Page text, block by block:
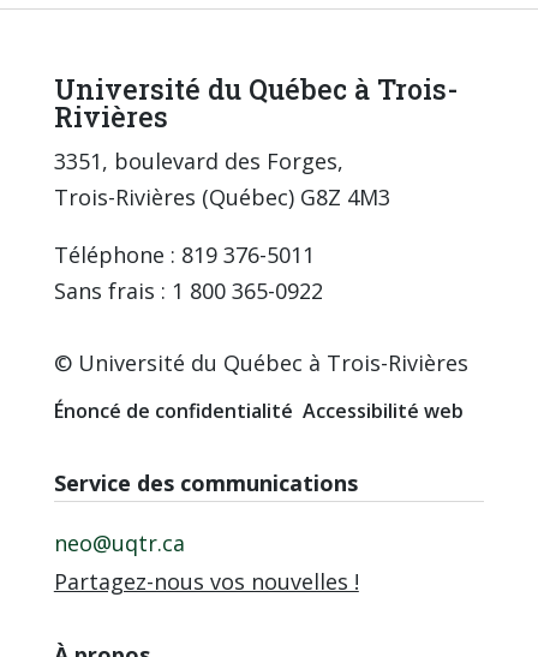
Université du Québec à Trois-
Rivières
3351, boulevard des Forges,
Trois-Rivières (Québec) G8Z 4M3
Téléphone : 819 376-5011
Sans frais : 1 800 365-0922
© Université du Québec à Trois-Rivières
Énoncé de confidentialité Accessibilité web
Service des communications
neo@uqtr.ca
Partagez-nous vos nouvelles !